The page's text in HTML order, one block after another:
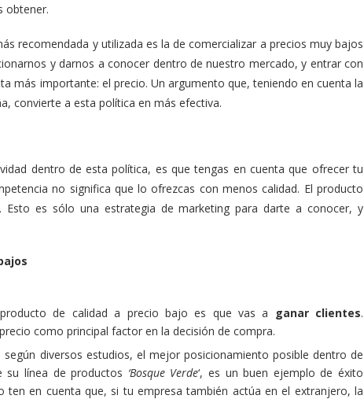
obtener.
recomendada y utilizada es la de comercializar a precios muy bajos
y darnos a conocer dentro de nuestro mercado, y entrar con
más importante: el precio. Un argumento que, teniendo en cuenta la
convierte a esta política en más efectiva.
dentro de esta política, es que tengas en cuenta que ofrecer tu
no significa que lo ofrezcas con menos calidad. El producto
es sólo una estrategia de marketing para darte a conocer, y
de calidad a precio bajo es que vas a
ganar clientes.
como principal factor en la decisión de compra.
según diversos estudios, el mejor posicionamiento posible dentro de
su línea de productos ‘Bosque Verde‘, es un buen ejemplo de éxito
ten en cuenta que, si tu empresa también actúa en el extranjero, la